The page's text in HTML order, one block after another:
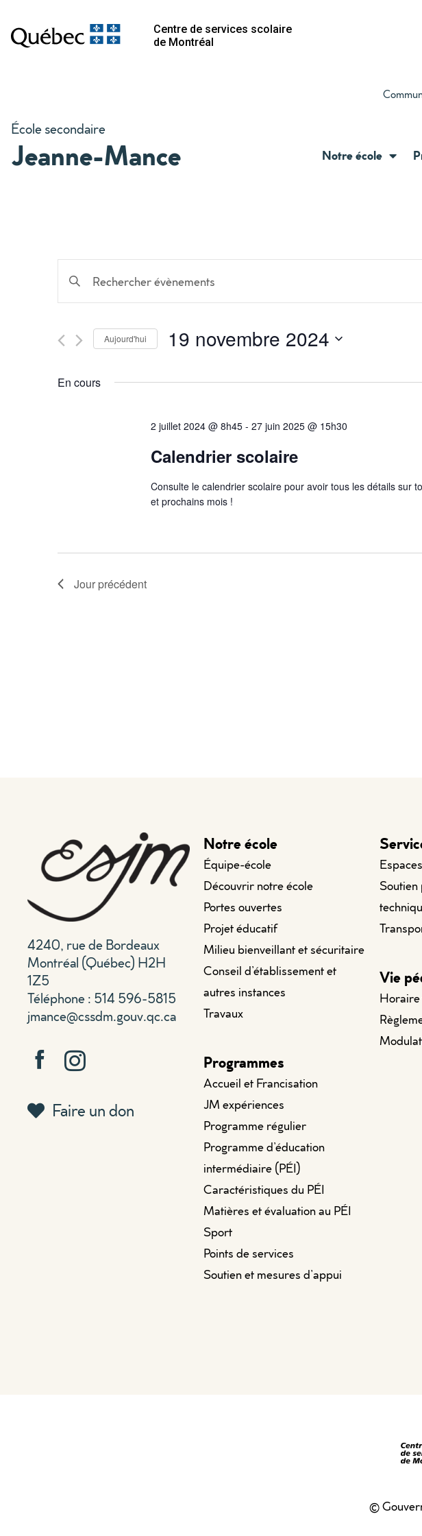
Centre de services scolaire
de Montréal
École secondaire
Jeanne-Mance Notre école
Recherche
et
navigation
de
Évènements
Saisir
mot-
clé.
Rechercher
Évènements
mot-
clé.
Aujourd'hui 19 novembre 2024
une
En cours
2 juillet 2024 @ 8h45- 27 juin 2025 @ 15h30
Calendrier scolaire
Consulte le calendrier scolaire pour avoir tous les détails sur
et prochains mois !
Jour précédent
4240, rue de Bordeaux
Montréal (Québec) H2H
1Z5
Téléphone : 514 596-5815
jmance@cssdm.gouv.qc.ca
Faire un don
Notre école
Équipe-école
Découvrir notre école
Portes ouvertes
Projet éducatif
Milieu bienveillant et sécuritaire
Conseil d’établissement et
autres instances
Travaux
Programmes
Accueil et Francisation
JM expériences
Programme régulier
Programme d’éducation
intermédiaire (PÉI)
Caractéristiques du PÉI
Matières et évaluation au PÉI
Sport
Points de services
Soutien et mesures d’appui
Vie
©